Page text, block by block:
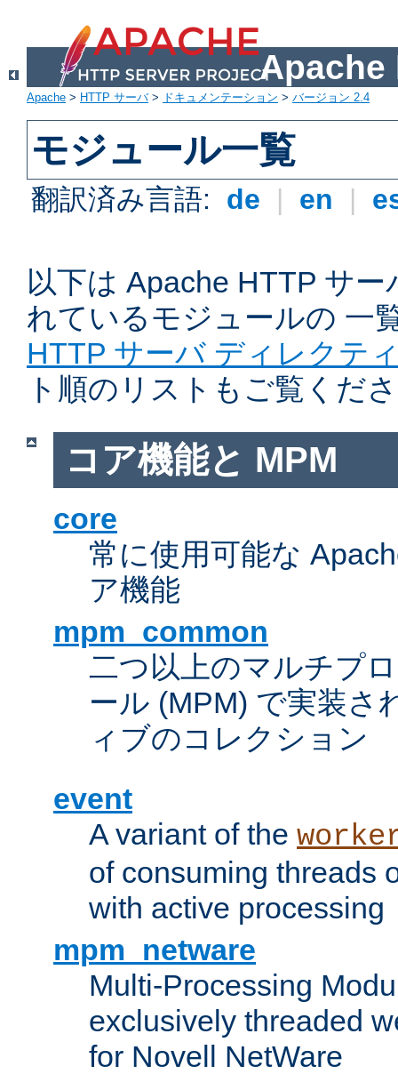
Apache
Apache > HTTP サーバ> ドキュメンテーション > バージョン 2.4
モジュール一覧
翻訳済み言語: de | en |
以下は Apache HTTP サ
れているモジュールの 一
HTTP サーバ ディレクテ
ト順のリストもご覧くだ
コア機能と MPM
core
常に使用可能な
ア機能
mpm_common
二つ以上のマルチプ
ール (MPM) で実装さ
ィブのコレクション
event
A variant of the
of consuming threads
with active processing
mpm_netware
Multi-Processing
exclusively threaded
for Novell NetWare